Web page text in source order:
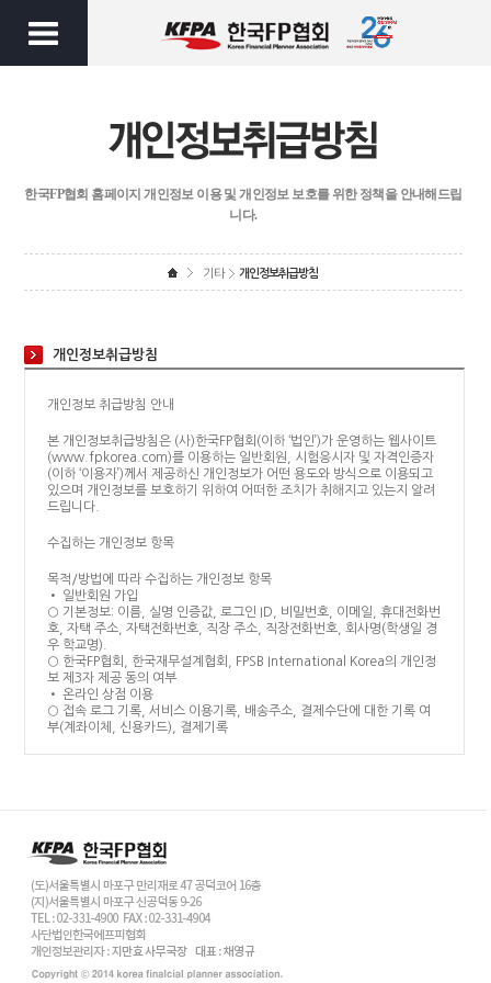
한국FP협회 홈페이지 개인정보 이용 및 개인정보 보호를 위한 정책을 안내해드립
니다.
기타 개인정보취급방침
개인정보취급방침
개인정보 취급방침 안내
본 개인정보취급방침은 (사)한국FP협회(이하 ‘법인’)가 운영하는 웹사이트
(www.fpkorea.com)를 이용하는 일반회원, 시험응시자 및 자격인증자
(이하 ‘이용자’)께서 제공하신 개인정보가 어떤 용도와 방식으로 이용되고
있으며 개인정보를 보호하기 위하여 어떠한 조치가 취해지고 있는지 알려
드립니다.
수집하는 개인정보 항목
목적/방법에 따라 수집하는 개인정보 항목
• 일반회원 가입
○ 기본정보: 이름, 실명 인증값, 로그인 ID, 비밀번호, 이메일, 휴대전화번
호, 자택 주소, 자택전화번호, 직장 주소, 직장전화번호, 회사명(학생일 경
우 학교명).
○ 한국FP협회, 한국재무설계협회, FPSB International Korea의 개인정
보 제3자 제공 동의 여부
• 온라인 상점 이용
○ 접속 로그 기록, 서비스 이용기록, 배송주소, 결제수단에 대한 기록 여
부(계좌이체, 신용카드), 결제기록
환급신청, 도서 배송, 자격인증서 발송
○ 회원 서비스 이용에 따른 본인확인, 개인식별, 불량회원의 부정 이용방
지와 비인가사용 방지, 가입 의사 확인, 연령 확인, 불만 처리 등 민원 처
리, 고지사항 전달
• 수험생 및 인증자 관리
○ 시험 진행에 따른 정보전달, 시험 결과 통보, 수험생의 응시요건 확인,
인증신청에 따른 결과안내, 계속교육학점 안내, 자격 유지에 따른 정보전
달, 이용자의 소속기관 자료요청에 대한 정보제공
• 마케팅 및 광고 활용
○ 한국FP협회, 한국재무설계협회, FPSB International Korea의 이벤트